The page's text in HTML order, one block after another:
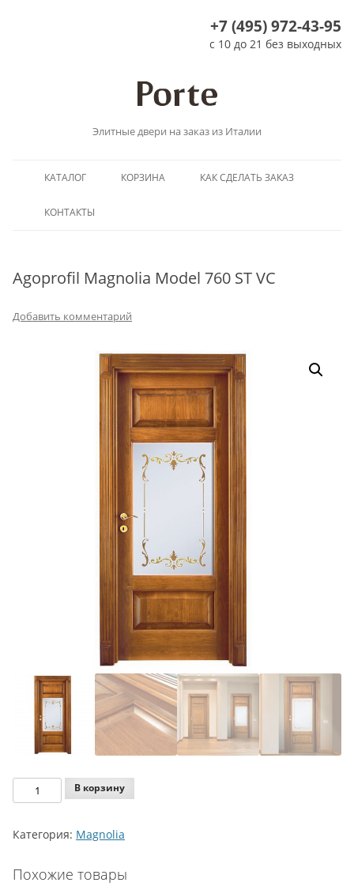
+7 (495) 972-43-95
с 10 до 21 без выходных
Элитные двери на заказ из Италии
КАТАЛОГ КОРЗИНА КАК СДЕЛАТЬ ЗАКАЗ
КОНТАКТЫ
Agoprofil Magnolia Model 760 ST VC
Добавить комментарий
Количество
Agoprofil
Model
ST
В корзину
Категория: Magnolia
Похожие товары